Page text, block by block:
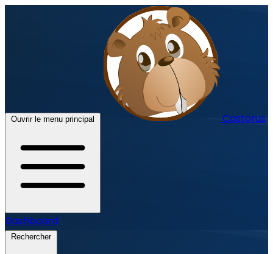
Ouvrir le menu principal Castorus
Dashboard
Rechercher